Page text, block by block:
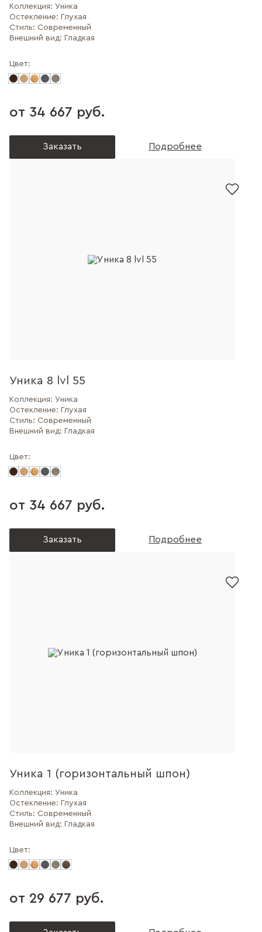
Коллекция: Уника
Остекление: Глухая
Стиль: Современный
Внешний вид: Гладкая
Цвет:
от 34 667 руб.
Заказать Подробнее
Уника 8 lvl 55
Коллекция: Уника
Остекление: Глухая
Стиль: Современный
Внешний вид: Гладкая
Цвет:
от 34 667 руб.
Заказать Подробнее
Уника 1 (горизонтальный шпон)
Коллекция: Уника
Остекление: Глухая
Стиль: Современный
Внешний вид: Гладкая
Цвет:
от 29 677 руб.